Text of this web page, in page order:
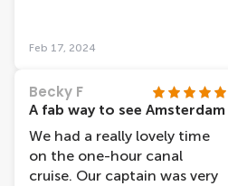
Feb 17, 2024
Becky F
A fab way to see Amsterdam
We had a really lovely time
on the one-hour canal
cruise. Our captain was very